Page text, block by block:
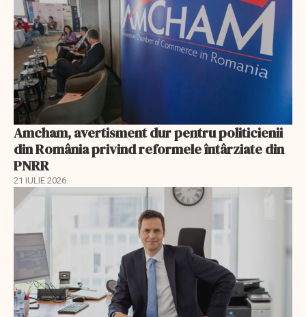
Amcham, avertisment dur pentru politicienii
din România privind reformele întârziate din
PNRR
21 IULIE 2026